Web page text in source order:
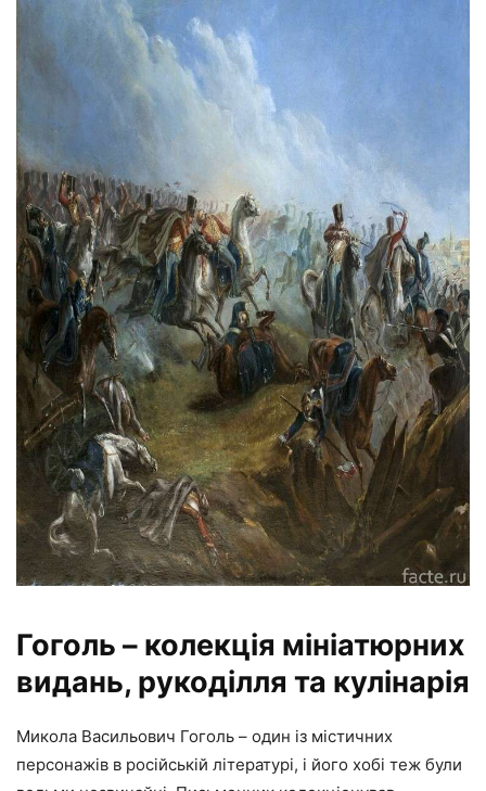
Гоголь – колекція мініатюрних
видань, рукоділля та кулінарія
Микола Васильович Гоголь – один із містичних
персонажів в російській літературі, і його хобі теж були